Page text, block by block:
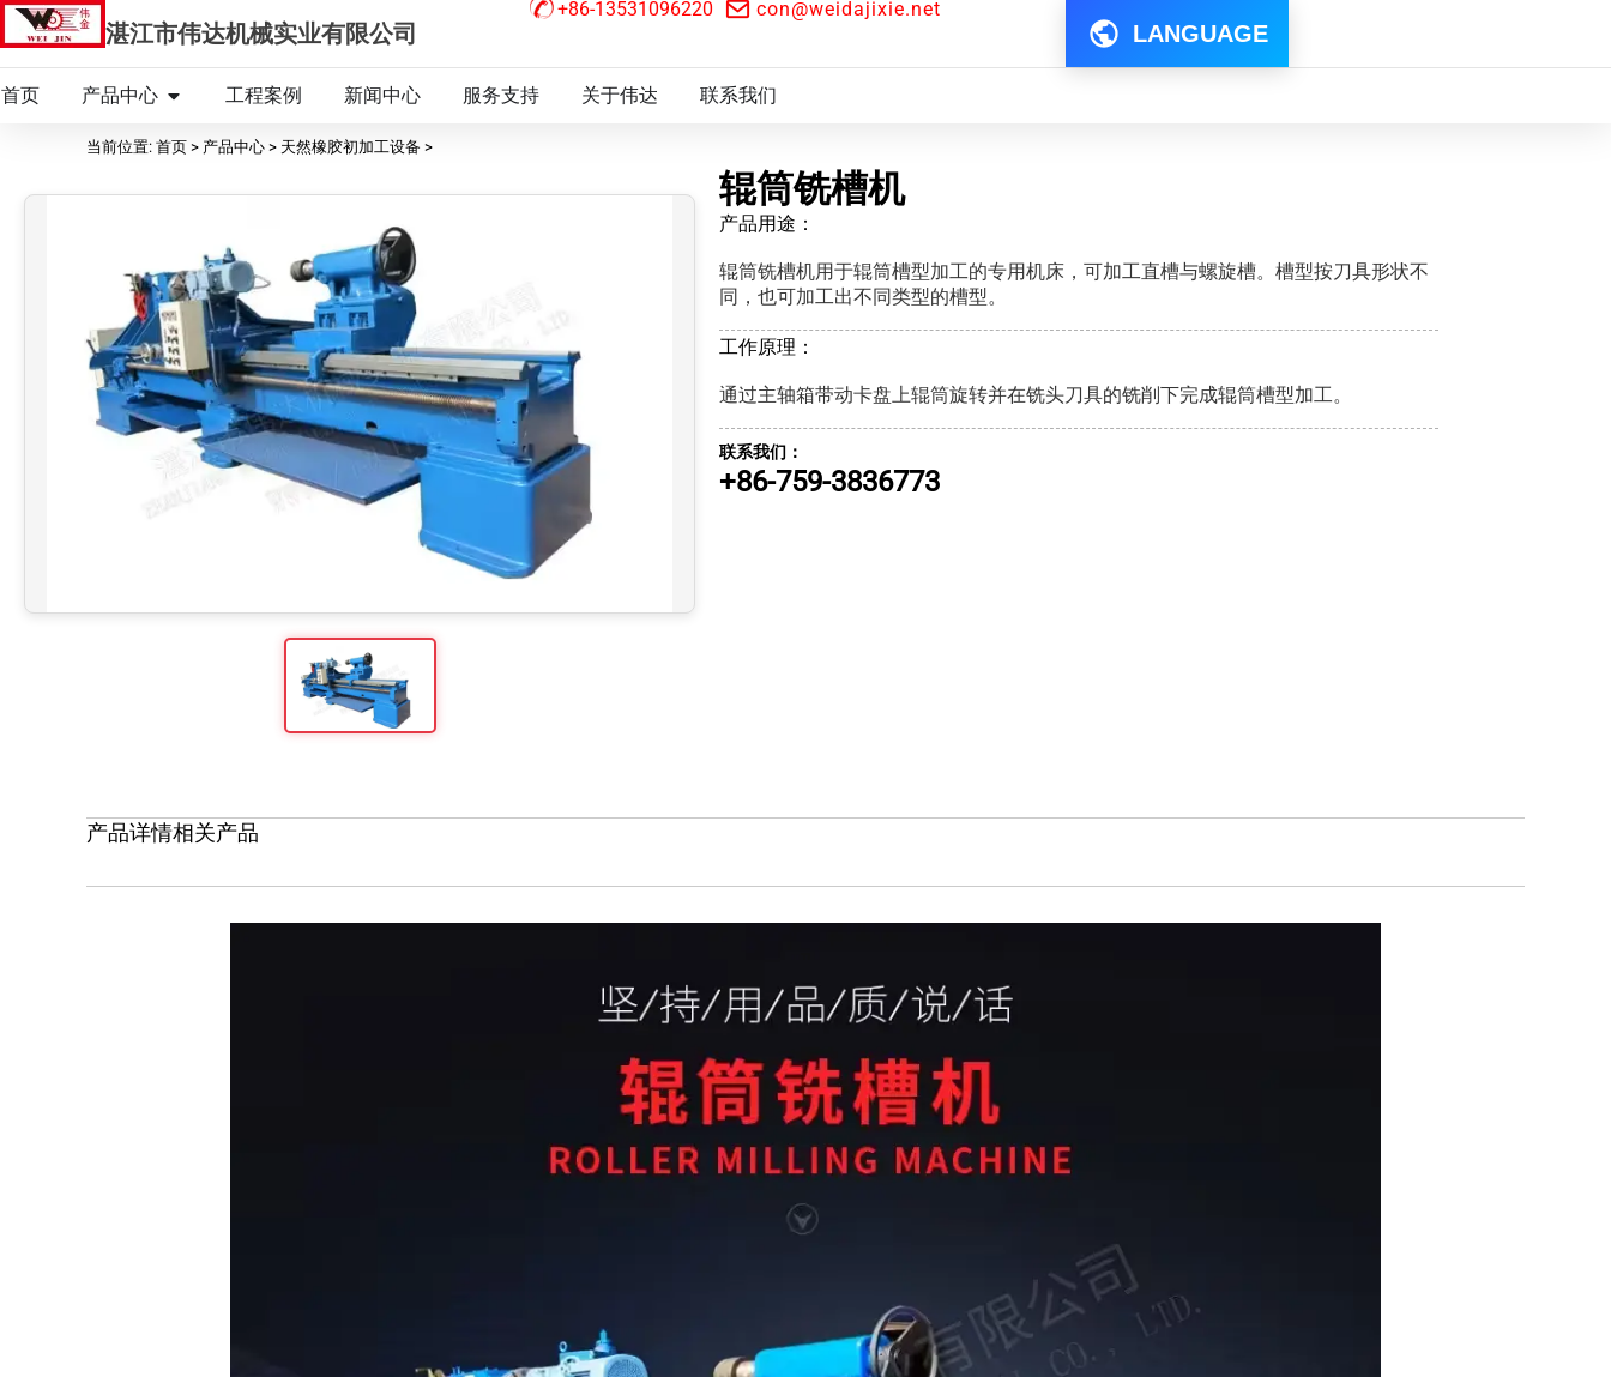
湛江市伟达机械实业有限公司
+86-13531096220 con@weidajixie.net
LANGUAGE
首页 产品中心 工程案例 新闻中心 服务支持 关于伟达 联系我们
当前位置: 首页 > 产品中心 > 天然橡胶初加工设备 >
辊筒铣槽机
产品用途：
辊筒铣槽机用于辊筒槽型加工的专用机床，可加工直槽与螺旋槽。槽型按刀具形状不
同，也可加工出不同类型的槽型。
工作原理：
通过主轴箱带动卡盘上辊筒旋转并在铣头刀具的铣削下完成辊筒槽型加工。
联系我们：
+86-759-3836773
产品详情相关产品